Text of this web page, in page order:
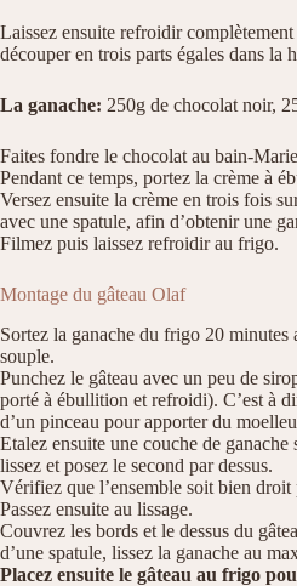
Laissez ensuite refroidir
découper en trois parts égales dans la
La ganache: 250g de chocolat noir,
Faites fondre le chocolat au bain-
Pendant ce temps, portez la crème à
Versez ensuite la crème en trois fois
avec une spatule, afin d’obtenir une
Filmez puis laissez refroidir au frigo.
Montage du gâteau Olaf
Sortez la ganache du frigo 20 minutes
souple.
Punchez le gâteau avec un peu de
porté à ébullition et refroidi). C’est à
d’un pinceau pour apporter du
Etalez ensuite une couche de
lissez et posez le second par dessus.
Vérifiez que l’ensemble soit bien droit
Passez ensuite au lissage.
Couvrez les bords et le dessus du
d’une spatule, lissez la ganache au
Placez ensuite le gâteau au frigo